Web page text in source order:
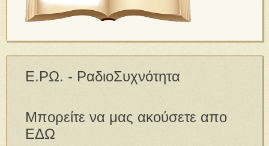
Ε.ΡΩ. - ΡαδιοΣυχνότητα
Μπορείτε να μας ακούσετε απο
ΕΔΩ